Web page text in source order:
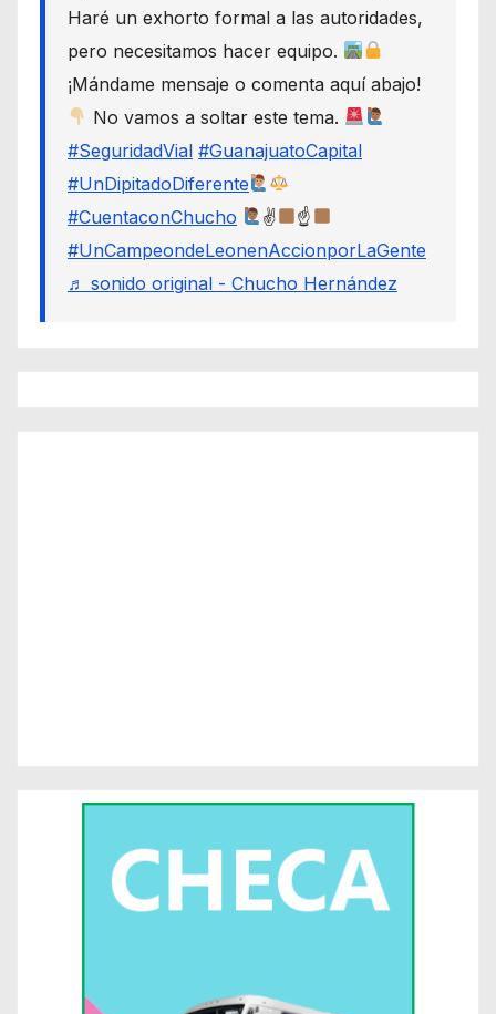
Haré un exhorto formal a las autoridades,
pero necesitamos hacer equipo.
¡Mándame mensaje o comenta aquí abajo!
No vamos a soltar este tema.
#SeguridadVial #GuanajuatoCapital
#UnDipitadoDiferente
#CuentaconChucho
✌
☝
#UnCampeondeLeonenAccionporLaGente
♬ sonido original - Chucho Hernández